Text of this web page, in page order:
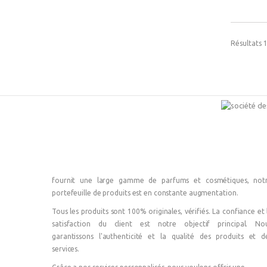
Résultats
fournit une large gamme de parfums et cosmétiques,
portefeuille de produits est en constante augmentation.
Tous les produits sont 100% originales, vérifiés. La confiance et
satisfaction du client est notre objectif principal.
garantissons l'authenticité et la qualité des produits et
services.